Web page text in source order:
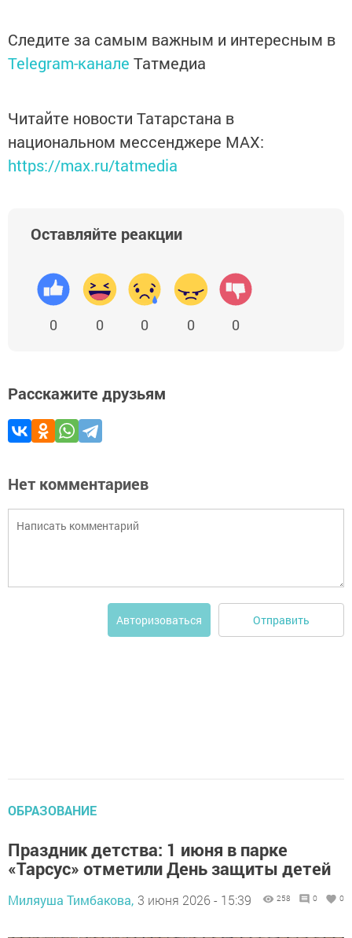
Следите за самым важным и интересным в
Telegram-канале Татмедиа
Читайте новости Татарстана в
национальном мессенджере MАХ:
https://max.ru/tatmedia
Оставляйте реакции
0 0 0 0 0
Расскажите друзьям
Нет комментариев
Авторизоваться Отправить
ОБРАЗОВАНИЕ
Праздник детства: 1 июня в парке
«Тарсус» отметили День защиты детей
Миляуша Тимбакова, 3 июня 2026 - 15:39 258 0 0